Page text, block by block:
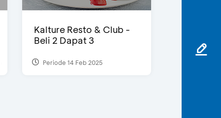
Kalture Resto & Club -
Beli 2 Dapat 3
Periode 14 Feb 2025